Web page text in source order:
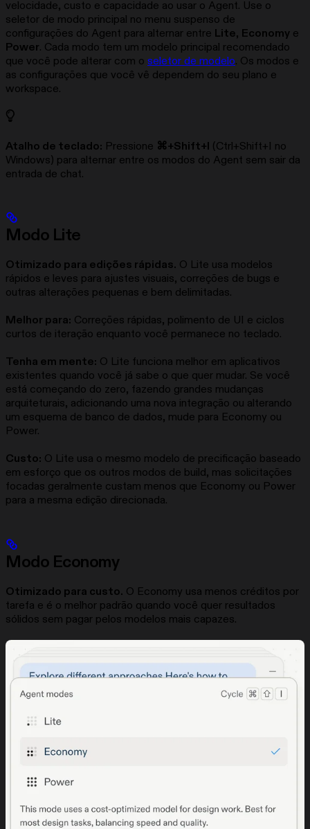
velocidade, custo e capacidade ao usar o Agent. Use o
seletor de modo principal no menu suspenso de
configurações do Agent para alternar entre Lite, Economy e
Power. Cada modo tem um modelo principal recomendado
que você pode alterar com o seletor de modelo. Os modos e
as configurações que você vê dependem do seu plano e
workspace.
Atalho de teclado: Pressione ⌘+Shift+I (Ctrl+Shift+I no
Windows) para alternar entre os modos do Agent sem sair da
entrada de chat.
Modo Lite
Otimizado para edições rápidas. O Lite usa modelos
rápidos e leves para ajustes visuais, correções de bugs e
outras alterações pequenas e bem delimitadas.
Melhor para: Correções rápidas, polimento de UI e ciclos
curtos de iteração enquanto você permanece no teclado.
Tenha em mente: O Lite funciona melhor em aplicativos
existentes quando você já sabe o que quer mudar. Se você
está começando do zero, fazendo grandes mudanças
arquiteturais, adicionando uma nova integração ou alterando
um esquema de banco de dados, mude para Economy ou
Power.
Custo: O Lite usa o mesmo modelo de precificação baseado
em esforço que os outros modos de build, mas solicitações
focadas geralmente custam menos que Economy ou Power
para a mesma edição direcionada.
Modo Economy
Otimizado para custo. O Economy usa menos créditos por
tarefa e é o melhor padrão quando você quer resultados
sólidos sem pagar pelos modelos mais capazes.